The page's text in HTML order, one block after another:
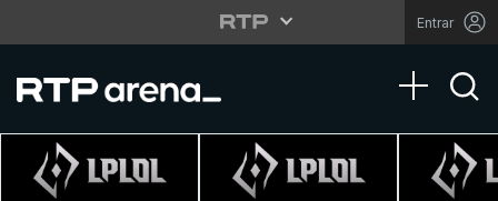
Entrar
Toggle